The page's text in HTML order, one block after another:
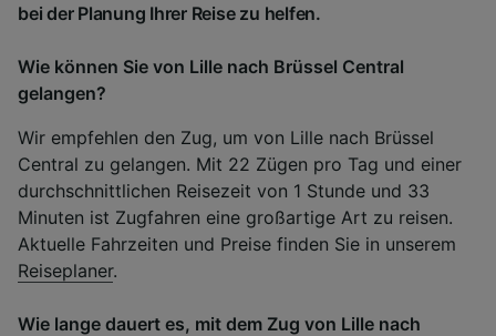
bei der Planung Ihrer Reise zu helfen.
Wie können Sie von Lille nach Brüssel Central
gelangen?
Wir empfehlen den Zug, um von Lille nach Brüssel
Central zu gelangen. Mit 22 Zügen pro Tag und einer
durchschnittlichen Reisezeit von 1 Stunde und 33
Minuten ist Zugfahren eine großartige Art zu reisen.
Aktuelle Fahrzeiten und Preise finden Sie in unserem
Reiseplaner.
Wie lange dauert es, mit dem Zug von Lille nach